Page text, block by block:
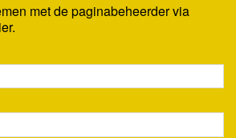
met de paginabeheerder via